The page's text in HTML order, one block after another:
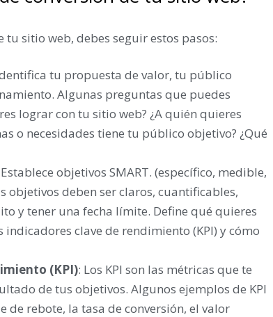
sitio web, debes seguir estos pasos:
tu propuesta de valor, tu público
Algunas preguntas que puedes
lograr con tu sitio web? ¿A quién quieres
o necesidades tiene tu público objetivo? ¿Qué
Establece objetivos SMART. (específico, medible,
objetivos deben ser claros, cuantificables,
y tener una fecha límite. Define qué quieres
clave de rendimiento (KPI) y cómo
(KPI): Los KPI son las métricas que te
de tus objetivos. Algunos ejemplos de KPI
de rebote, la tasa de conversión, el valor